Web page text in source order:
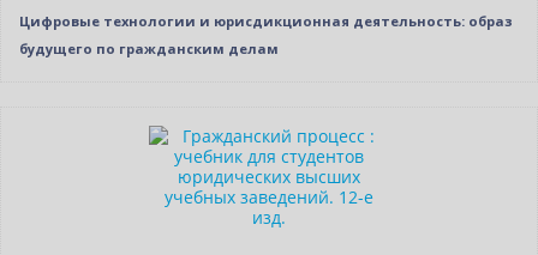
Цифровые технологии и юрисдикционная деятельность: образ
будущего по гражданским делам